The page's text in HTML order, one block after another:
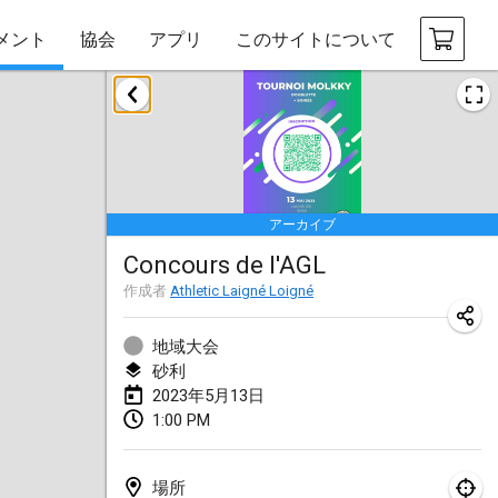
ント 協会 アプリ このサイトについて
アーカイブ
Concours de l'AGL
作成者 Athletic Laigné Loigné
地域大会
砂利
2023年5月13日
1:00 PM
場所
2023年1月
LE Tournoi de Noël
2023年1月14日|フランス
Indoor Polish Championship - Halowe Mistrzostwa Polski w Mölkky
2023年1月14日| ポーランド
Tournoi Mixte ASPTTOM
2023年1月21日
2023年1月28日
US Mölkky Winter